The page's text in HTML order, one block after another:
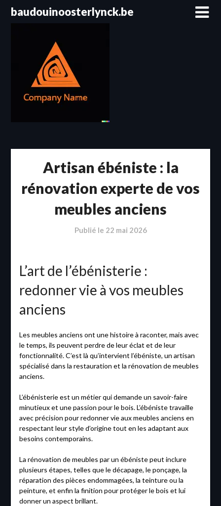
Passerbaudouinoosterlynck.be
Artisan ébéniste : la
rénovation experte de vos
meubles anciens
Publié le 22 mai 2026
L’art de l’ébénisterie :
redonner vie à vos meubles
anciens
Les meubles anciens ont une histoire à raconter, mais avec
le temps, ils peuvent perdre de leur éclat et de leur
fonctionnalité. C’est là qu’intervient l’ébéniste, un artisan
spécialisé dans la restauration et la rénovation de meubles
anciens.
L’ébénisterie est un métier qui demande un savoir-faire
minutieux et une passion pour le bois. L’ébéniste travaille
avec précision pour redonner vie aux meubles anciens en
respectant leur style d’origine tout en les adaptant aux
besoins contemporains.
La rénovation de meubles par un ébéniste peut inclure
plusieurs étapes, telles que le décapage, le ponçage, la
réparation des pièces endommagées, la teinture ou la
peinture, et enfin la finition pour protéger le bois et lui
donner un aspect brillant.